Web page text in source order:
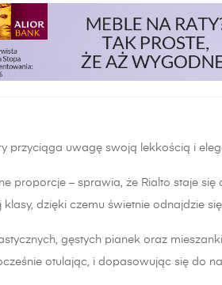
przyciąga uwagę swoją lekkością i
proporcje – sprawia, że Rialto staje
dzięki czemu świetnie odnajdzie
gęstych pianek oraz
otulając, i dopasowując się do